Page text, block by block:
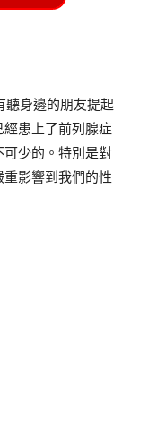
聽身邊的朋友提起
患上了前列腺症
少的。特別是對
影響到我們的性